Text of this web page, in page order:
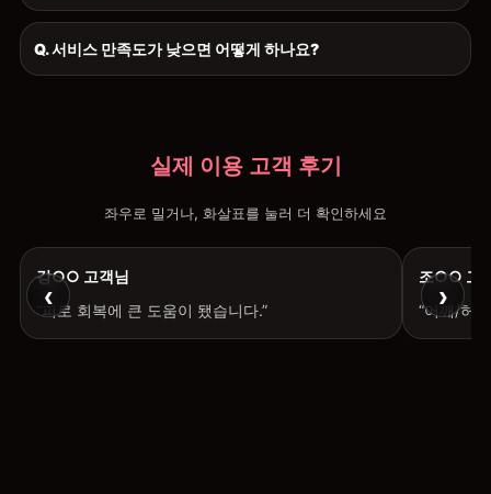
Q. 서비스 만족도가 낮으면 어떻게 하나요?
실제 이용 고객 후기
좌우로 밀거나, 화살표를 눌러 더 확인하세요
‹
강○○ 고객님
“피로 회복에 큰 도움이 됐습니다.”
조○○ 고
“어깨/허
›